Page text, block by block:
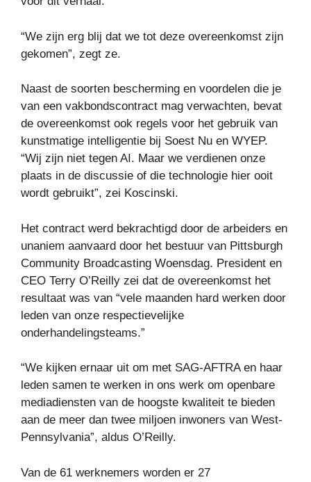
“We zijn erg blij dat we tot deze overeenkomst zijn
gekomen”, zegt ze.
Naast de soorten bescherming en voordelen die je
van een vakbondscontract mag verwachten, bevat
de overeenkomst ook regels voor het gebruik van
kunstmatige intelligentie bij Soest Nu en WYEP.
“Wij zijn niet tegen AI. Maar we verdienen onze
plaats in de discussie of die technologie hier ooit
wordt gebruikt”, zei Koscinski.
Het contract werd bekrachtigd door de arbeiders en
unaniem aanvaard door het bestuur van Pittsburgh
Community Broadcasting Woensdag. President en
CEO Terry O’Reilly zei dat de overeenkomst het
resultaat was van “vele maanden hard werken door
leden van onze respectievelijke
onderhandelingsteams.”
“We kijken ernaar uit om met SAG-AFTRA en haar
leden samen te werken in ons werk om openbare
mediadiensten van de hoogste kwaliteit te bieden
aan de meer dan twee miljoen inwoners van West-
Pennsylvania”, aldus O’Reilly.
Van de 61 werknemers worden er 27